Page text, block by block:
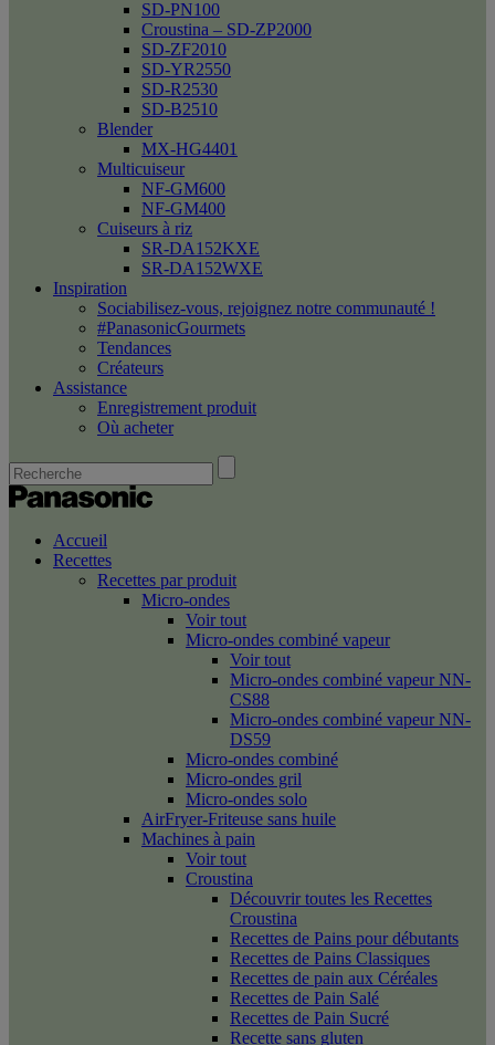
SD-PN100
Croustina – SD-ZP2000
SD-ZF2010
SD-YR2550
SD-R2530
SD-B2510
Blender
MX-HG4401
Multicuiseur
NF-GM600
NF-GM400
Cuiseurs à riz
SR-DA152KXE
SR-DA152WXE
Inspiration
Sociabilisez-vous, rejoignez notre communauté !
#PanasonicGourmets
Tendances
Créateurs
Assistance
Enregistrement produit
Où acheter
Accueil
Recettes
Recettes par produit
Micro-ondes
Voir tout
Micro-ondes combiné vapeur
Voir tout
Micro-ondes combiné vapeur NN-
CS88
Micro-ondes combiné vapeur NN-
DS59
Micro-ondes combiné
Micro-ondes gril
Micro-ondes solo
AirFryer-Friteuse sans huile
Machines à pain
Voir tout
Croustina
Découvrir toutes les Recettes
Croustina
Recettes de Pains pour débutants
Recettes de Pains Classiques
Recettes de pain aux Céréales
Recettes de Pain Salé
Recettes de Pain Sucré
Recette sans gluten